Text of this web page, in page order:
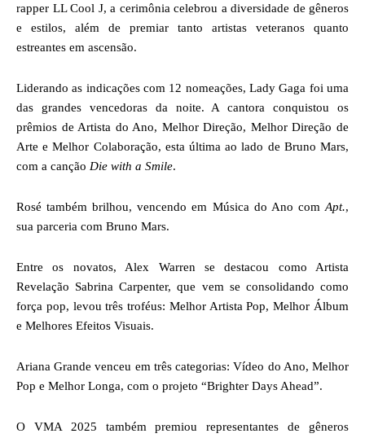
rapper LL Cool J, a cerimônia celebrou a diversidade de gêneros
e estilos, além de premiar tanto artistas veteranos quanto
estreantes em ascensão.
Liderando as indicações com 12 nomeações, Lady Gaga foi uma
das grandes vencedoras da noite. A cantora conquistou os
prêmios de Artista do Ano, Melhor Direção, Melhor Direção de
Arte e Melhor Colaboração, esta última ao lado de Bruno Mars,
com a canção Die with a Smile.
Rosé também brilhou, vencendo em Música do Ano com Apt.,
sua parceria com Bruno Mars.
Entre os novatos, Alex Warren se destacou como Artista
Revelação Sabrina Carpenter, que vem se consolidando como
força pop, levou três troféus: Melhor Artista Pop, Melhor Álbum
e Melhores Efeitos Visuais.
Ariana Grande venceu em três categorias: Vídeo do Ano, Melhor
Pop e Melhor Longa, com o projeto “Brighter Days Ahead”.
O VMA 2025 também premiou representantes de gêneros